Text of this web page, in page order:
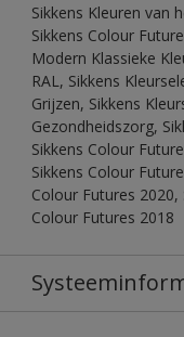
Sikkens Kleuren van
Sikkens Colour
Modern Klassieke
RAL, Sikkens
Grijzen, Sikkens
Gezondheidszorg,
Sikkens Colour
Sikkens Colour
Colour Futures 2020,
Colour Futures 2018